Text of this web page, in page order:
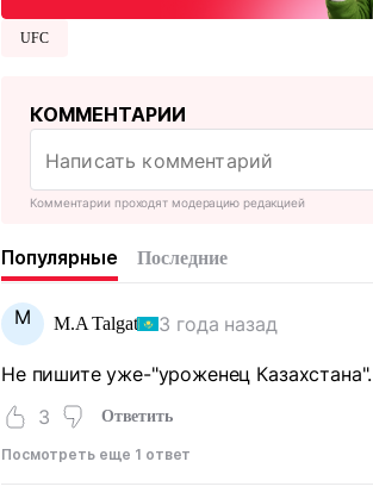
UFC
КОММЕНТАРИИ
Комментарии проходят модерацию редакцией
Популярные Последние
M M.A Talgat 3 года назад
Не пишите уже-"уроженец Казахстана".
3
Ответить
Посмотреть еще 1 ответ